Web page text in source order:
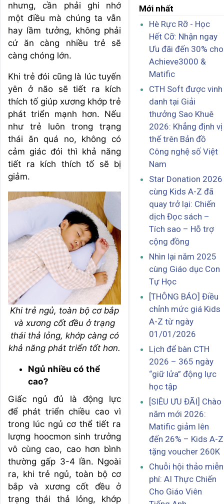
nhưng, cần phải ghi nhớ
một điều mà chúng ta vẫn
hay lầm tưởng, không phải
cứ ăn càng nhiều trẻ sẽ
càng chóng lớn.
Khi trẻ đói cũng là lúc tuyến
yên ở não sẽ tiết ra kích
thích tố giúp xương khớp trẻ
phát triển mạnh hơn. Nếu
như trẻ luôn trong trạng
thái ăn quá no, không có
cảm giác đói thì khả năng
tiết ra kích thích tố sẽ bị
giảm.
Khi trẻ ngủ, toàn bộ cơ bắp
và xương cốt đều ở trạng
thái thả lỏng, khớp càng có
khả năng phát triển tốt hơn.
Ngủ nhiều có thể
cao?
Giấc ngủ đủ là động lực
để phát triển chiều cao vì
trong lúc ngủ cơ thể tiết ra
lượng hoocmon sinh trưởng
vô cùng cao, cao hơn bình
thường gấp 3-4 lần. Ngoài
ra, khi trẻ ngủ, toàn bộ cơ
bắp và xương cốt đều ở
trạng thái thả lỏng, khớp
Mới nhất
Hè Rực Rỡ - Học
Hết Cỡ: Nhận ngay
Ưu đãi đến 30% cho
Achieve3000 &
Matific
CTH Soft được vinh
danh tại Giải
thưởng Sao Khuê
2026: Khẳng định vị
thế trên Bản đồ
Công nghệ số Việt
Nam
Star Donation 2026
cùng Kids A-Z đã
quay trở lại: Chiến
dịch Đọc sách –
Tích sao – Hỗ trợ
cộng đồng
Nhìn lại năm 2025
cùng Giáo dục Con
Tự Học
[THÔNG BÁO] Điều
chỉnh mức giá Kids
A-Z từ ngày
01/01/2026
Lịch để bàn CTH
2026 – 365 ngày
“giữ lửa” động lực
học tập
[SIÊU ƯU ĐÃI] Chào
năm mới 2026:
Matific giảm lên
đến 26% – Kids A-Z
tặng voucher 260K
Chuỗi hội thảo miễn
phí: AI Thực Chiến
Cho Giáo Viên